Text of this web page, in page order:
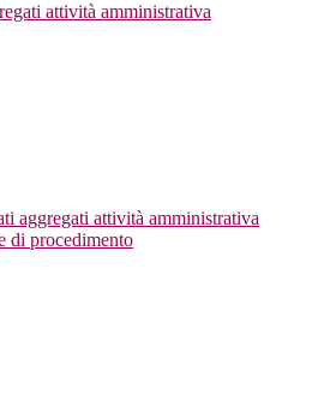
attività amministrativa
aggregati attività amministrativa
di procedimento